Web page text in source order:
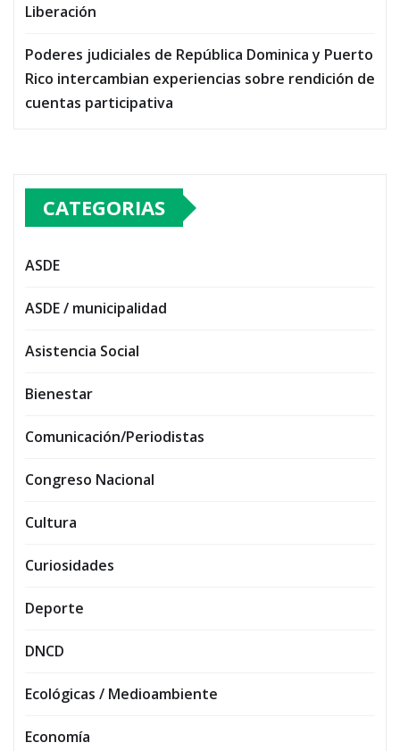
Liberación
Poderes judiciales de República Dominica y Puerto
Rico intercambian experiencias sobre rendición de
cuentas participativa
CATEGORIAS
ASDE
ASDE / municipalidad
Asistencia Social
Bienestar
Comunicación/Periodistas
Congreso Nacional
Cultura
Curiosidades
Deporte
DNCD
Ecológicas / Medioambiente
Economía